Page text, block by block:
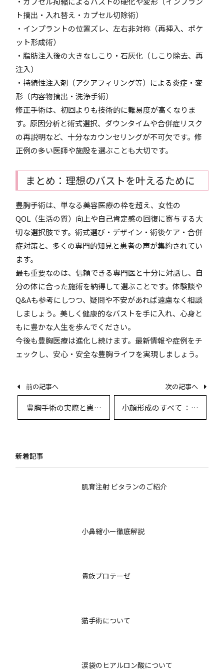
ト摘出・入れ替え・カプセル切除術）
・インプラントの位置ズレ、左右非対称（再挿入、ポケ
ット形成術）
・脂肪注入後の大きなしこり・石灰化（しこり除去、再
注入）
・持続性注入剤（アクアフィリング等）による炎症・変
形（内容物摘出・洗浄手術）
修正手術は、初回よりも技術的に難易度が高くなりま
す。原因分析と術式選択、ダウンタイムや合併症リスク
の再説明など、十分なカウンセリングが不可欠です。修
正例の多い医師や施設を選ぶことも大切です。
まとめ：理想のバストを叶えるために
豊胸手術は、単なる美容医療の枠を超え、女性の
QOL（生活の質）向上や自己肯定感の回復に寄与する大
切な選択肢です。術式選び・デザイン・術後ケア・合併
症対策と、多くの専門的知見と患者の声が集約されてい
ます。
最も重要なのは、信頼できる専門医と十分に対話し、自
分の体に合った施術を納得して選ぶことです。体験談や
Q&Aも参考にしつつ、疑問や不安があれば遠慮なく相談
しましょう。美しく健康的なバストを手に入れ、心身と
もに豊かな人生を歩んでください。
今後も豊胸医療は進化し続けます。最新情報や症例をチ
ェックし、安心・安全な豊胸ライフを実現しましょう。
前の記事へ
豊胸手術の実際と患者
体験談：疑問・不安に
次の記事へ
小顔形成のすべて ：美
容外科医が徹底解説す
新着記事
肌育注射 ビタランのご紹介
小鼻縮小ー徹底解説
貴族プロテーゼ
猫手術について
涙袋のヒアルロン酸について